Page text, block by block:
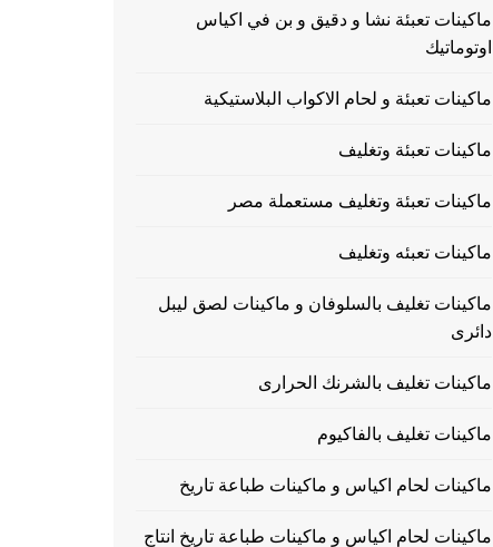
ماكينات تعبئة نشا و دقيق و بن في اكياس
اوتوماتيك
ماكينات تعبئة و لحام الاكواب البلاستيكية
ماكينات تعبئة وتغليف
ماكينات تعبئة وتغليف مستعملة مصر
ماكينات تعبئه وتغليف
ماكينات تغليف بالسلوفان و ماكينات لصق ليبل
دائرى
ماكينات تغليف بالشرنك الحرارى
ماكينات تغليف بالفاكيوم
ماكينات لحام اكياس و ماكينات طباعة تاريخ
ماكينات لحام اكياس و ماكينات طباعة تاريخ انتاج